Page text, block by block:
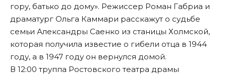
гору, батько до дому». Режиссер Роман Габриа и
драматург Ольга Каммари расскажут о судьбе
семьи Александры Саенко из станицы Холмской,
которая получила известие о гибели отца в 1944
году, а в 1947 году он вернулся домой.
В 12:00 труппа Ростовского театра драмы